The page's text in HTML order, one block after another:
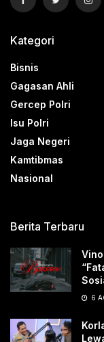
Kategori
Bisnis
Gagasan Ahli
Gercep Polri
Isu Polri
Jaga Negeri
Kamtibmas
Nasional
Berita Terbaru
6